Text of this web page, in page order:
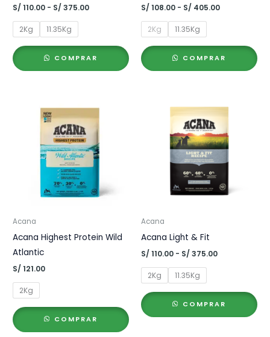
S/ 110.00 - S/ 375.00Rango
S/ 110.00
hasta
2Kg 11.35Kg
COMPRAR
S/ 108.00 - S/ 405.00Rango
S/ 108.00
hasta
S/ 405.00
2Kg 11.35Kg
COMPRAR
Acana
Acana Highest Protein Wild
Atlantic
S/ 121.00
2Kg
COMPRAR
Acana
Acana Light & Fit
S/ 110.00 - S/ 375.00Rango
S/ 110.00
hasta
2Kg 11.35Kg
COMPRAR